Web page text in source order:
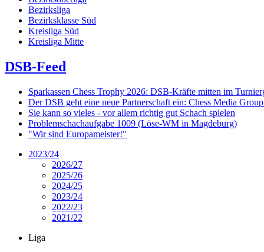
Bezirksliga
Bezirksklasse Süd
Kreisliga Süd
Kreisliga Mitte
DSB-Feed
Sparkassen Chess Trophy 2026: DSB-Kräfte mitten im
Der DSB geht eine neue Partnerschaft ein: Chess Media
Sie kann so vieles - vor allem richtig gut Schach spielen
Problemschachaufgabe 1009 (Löse-WM in Magdeburg)
"Wir sind Europameister!"
2023/24
2026/27
2025/26
2024/25
2023/24
2022/23
2021/22
Liga